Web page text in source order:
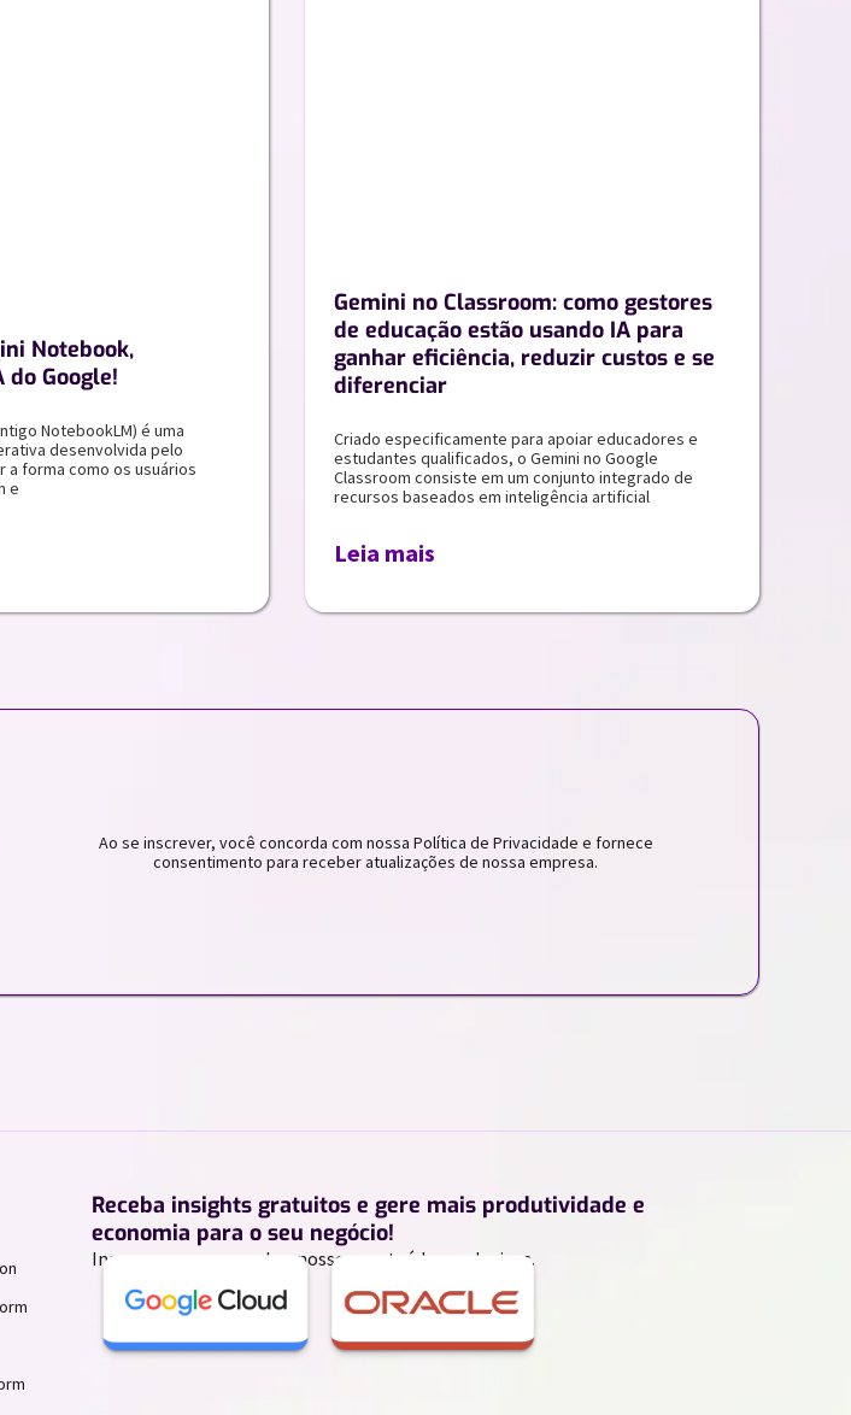
Notebook,
do Google!
NotebookLM) é uma
desenvolvida pelo
a forma como os usuários
e
Gemini no Classroom: como gestores
de educação estão usando IA para
ganhar eficiência, reduzir custos e se
diferenciar
Criado especificamente para apoiar educadores e
estudantes qualificados, o Gemini no Google
Classroom consiste em um conjunto integrado de
recursos baseados em inteligência artificial
Leia mais
Ao se inscrever, você concorda com nossa Política de Privacidade e fornece
consentimento para receber atualizações de nossa empresa.
Receba insights gratuitos e gere mais produtividade e
economia para o seu negócio!
Inscreva-se para receber nossos conteúdos exclusivos.